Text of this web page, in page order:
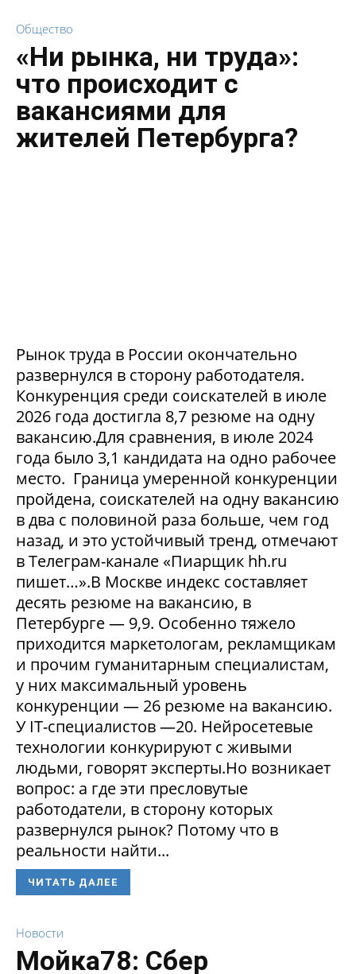
Общество
«Ни рынка, ни труда»:
что происходит с
вакансиями для
жителей Петербурга?
Рынок труда в России окончательно
развернулся в сторону работодателя.
Конкуренция среди соискателей в июле
2026 года достигла 8,7 резюме на одну
вакансию.Для сравнения, в июле 2024
года было 3,1 кандидата на одно рабочее
место. Граница умеренной конкуренции
пройдена, соискателей на одну вакансию
в два с половиной раза больше, чем год
назад, и это устойчивый тренд, отмечают
в Телеграм-канале «Пиарщик hh.ru
пишет…».В Москве индекс составляет
десять резюме на вакансию, в
Петербурге — 9,9. Особенно тяжело
приходится маркетологам, рекламщикам
и прочим гуманитарным специалистам,
у них максимальный уровень
конкуренции — 26 резюме на вакансию.
У IT-специалистов —20. Нейросетевые
технологии конкурируют с живыми
людьми, говорят эксперты.Но возникает
вопрос: а где эти пресловутые
работодатели, в сторону которых
развернулся рынок? Потому что в
реальности найти...
ЧИТАТЬ ДАЛЕЕ
Новости
Мойка78: Сбер